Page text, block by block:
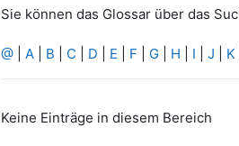
Sie können das Glossar über das
@ A B C D E F G H I J K
Keine Einträge in diesem Bereich